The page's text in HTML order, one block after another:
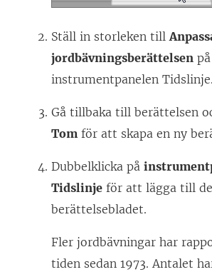
Ställ in storleken till
jordbävningsberättelsen på
instrumentpanelen Tidslinje.
Gå tillbaka till berättelsen
Tom för att skapa en ny
Dubbelklicka på
Tidslinje för att lägga till
berättelsebladet.
Fler jordbävningar har
tiden sedan 1973. Antalet